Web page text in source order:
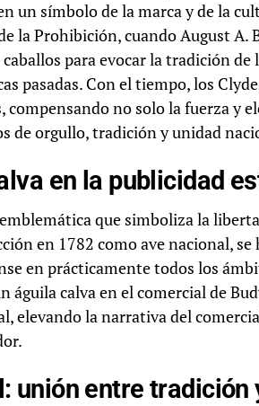
un símbolo de la marca y de la
la Prohibición, cuando August A.
para evocar la tradición de
pasadas. Con el tiempo, los
no solo la fuerza y
orgullo, tradición y unidad
en la publicidad
que simboliza la
en 1782 como ave nacional,
en prácticamente todos los
águila calva en el comercial de
elevando la narrativa del
unión entre tradición